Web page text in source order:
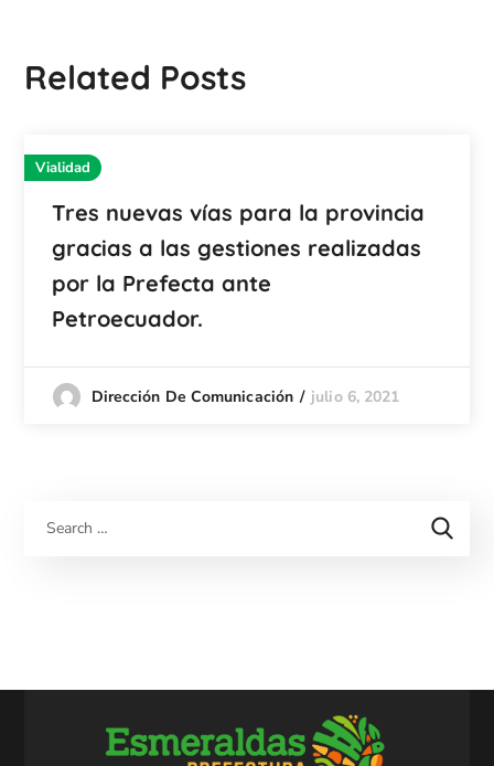
Related Posts
Vialidad
Tres nuevas vías para la provincia
gracias a las gestiones realizadas
por la Prefecta ante
Petroecuador.
Dirección De Comunicación julio 6, 2021